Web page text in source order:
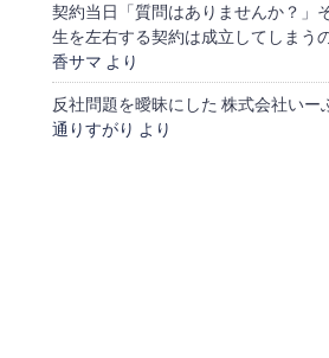
契約当日「質問はありませんか？」
生を左右する契約は成立してしまう
香サマ より
反社問題を曖昧にした 株式会社いー
通りすがり より